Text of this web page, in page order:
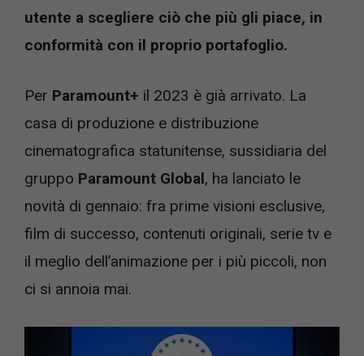
utente a scegliere ciò che più gli piace, in
conformità con il proprio portafoglio.
Per Paramount+ il 2023 è già arrivato. La
casa di produzione e distribuzione
cinematografica statunitense, sussidiaria del
gruppo Paramount Global, ha lanciato le
novità di gennaio: fra prime visioni esclusive,
film di successo, contenuti originali, serie tv e
il meglio dell’animazione per i più piccoli, non
ci si annoia mai.